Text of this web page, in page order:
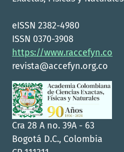
eISSN 2382-4980
ISSN 0370-3908
https://www.raccefyn.co
revista@accefyn.org.co
Cra 28 A no. 39A - 63
Bogotá D.C., Colombia